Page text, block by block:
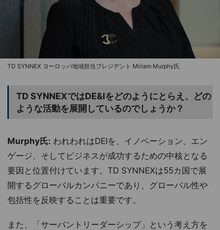
TD SYNNEX ヨーロッパ地域担当プレジデント Miriam Murphy氏
TD SYNNEXではDE&Iをどのようにとらえ、どの
ような活動を展開しているのでしょうか？
Murphy氏: われわれはDEIを、イノベーション、エン
ゲージ、そしてビジネスが成功するための中核となる
要因と位置付けています。TD SYNNEXは55カ国で展
開するグローバルカンパニーであり、グローバル性や
包括性を反映することは重要です。
また、「サーバントリーダーシップ」という考え方を